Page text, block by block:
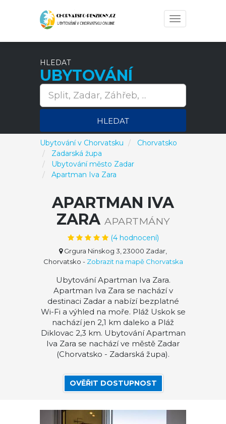
Toggle
navigation
HLEDAT
UBYTOVÁNÍ
HLEDAT
Ubytování v Chorvatsku
Chorvatsko
Zadarská župa
Ubytování město Zadar
Apartman Iva Zara
APARTMAN IVA
ZARA APARTMÁNY
(4hodnocení)
Grgura Ninskog 3, 23000 Zadar,
Chorvatsko - Zobrazit na mapě Chorvatska
Ubytování Apartman Iva Zara.
Apartman Iva Zara se nachází v
destinaci Zadar a nabízí bezplatné
Wi-Fi a výhled na moře. Pláž Uskok se
nachází jen 2,1 km daleko a Pláž
Diklovac 2,3 km. Ubytování Apartman
Iva Zara se nachází ve městě Zadar
(Chorvatsko - Zadarská župa).
OVĚŘIT DOSTUPNOST